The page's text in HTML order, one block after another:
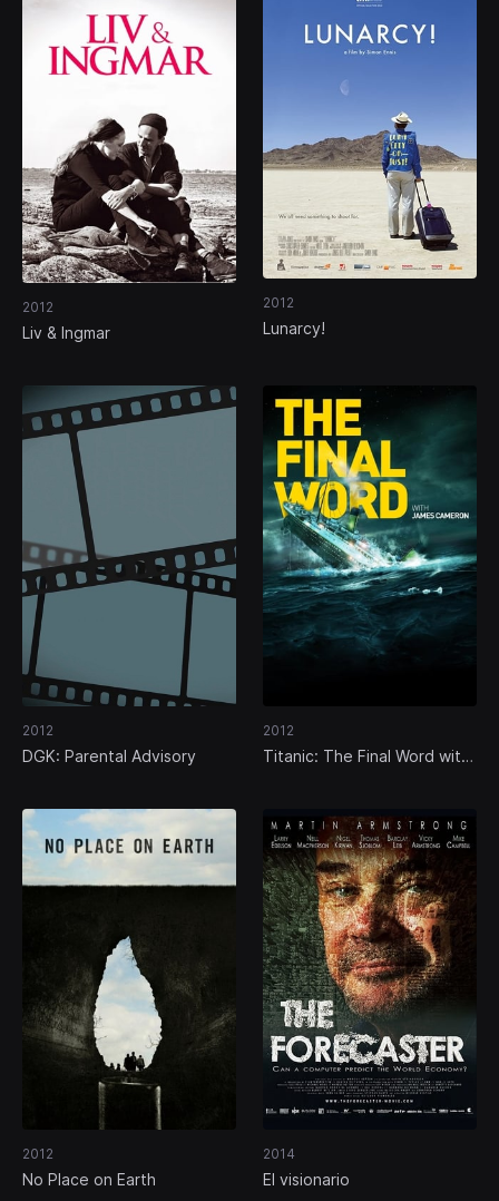
2012
Liv & Ingmar
2012
Lunarcy!
2012
DGK: Parental Advisory
2012
Titanic: The Final Word with
2012
No Place on Earth
2014
El visionario